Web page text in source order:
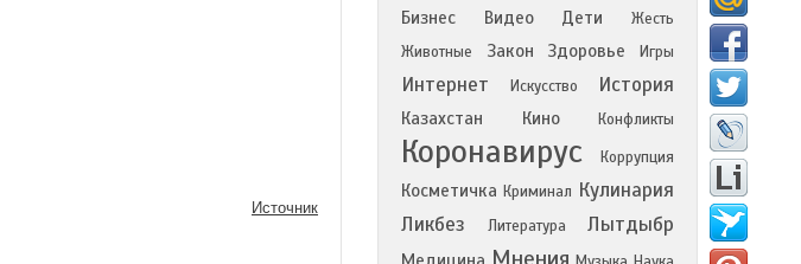
Источник
Бизнес Видео Дети
Жесть
Животные
Закон Здоровье Игры
Интернет Искусство История
Казахстан Кино Конфликты
Коронавирус Коррупция
Косметичка Криминал Кулинария
Ликбез
Литература Лытдыбр